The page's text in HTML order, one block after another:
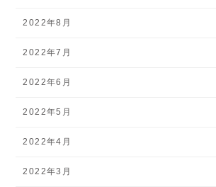
2022年8月
2022年7月
2022年6月
2022年5月
2022年4月
2022年3月